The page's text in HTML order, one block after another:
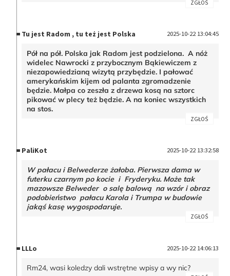
ZGŁOŚ
Tu jest Radom , tu też jest Polska 2025-10-22 13:04:45
Pół na pół. Polska jak Radom jest podzielona. A nóż
widelec Nawrocki z przybocznym Bąkiewiczem z
niezapowiedzianą wizytą przybędzie. I pałować
amerykańskim kijem od palanta zgromadzenie
będzie. Małpa co zeszła z drzewa kosą na sztorc
pikować w plecy też będzie. A na koniec wszystkich
na stos.
ZGŁOŚ
PaliKot 2025-10-22 13:32:58
W pałacu i Belwederze żałoba. Pierwsza dama w
futerku czarnym po kocie i Fryderyku. Może tak
mazowsze Belweder o salę balową na wzór i obraz
podobieństwo pałacu Karola i Trumpa w budowie
jakąś kasę wygospodaruje.
ZGŁOŚ
LLLo 2025-10-22 14:06:13
Rm24, wasi koledzy dali wstrętne wpisy a wy nic?